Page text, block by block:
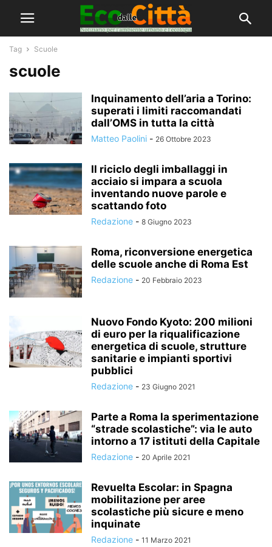
Tag Scuole
scuole
Inquinamento dell’aria a Torino:
superati i limiti raccomandati
dall’OMS in tutta la città
Matteo Paolini - 26 Ottobre 2023
Il riciclo degli imballaggi in
acciaio si impara a scuola
inventando nuove parole e
scattando foto
Redazione - 8 Giugno 2023
Roma, riconversione energetica
delle scuole anche di Roma Est
Redazione - 20 Febbraio 2023
Nuovo Fondo Kyoto: 200 milioni
di euro per la riqualificazione
energetica di scuole, strutture
sanitarie e impianti sportivi
pubblici
Redazione - 23 Giugno 2021
Parte a Roma la sperimentazione
“strade scolastiche”: via le auto
intorno a 17 istituti della Capitale
Redazione - 20 Aprile 2021
Revuelta Escolar: in Spagna
mobilitazione per aree
scolastiche più sicure e meno
inquinate
Redazione - 11 Marzo 2021